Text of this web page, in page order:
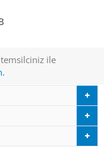
temsilciniz ile